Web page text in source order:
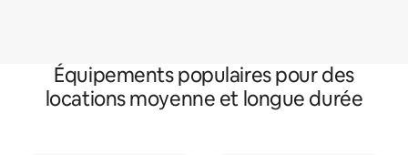
Équipements populaires pour des
locations moyenne et longue durée